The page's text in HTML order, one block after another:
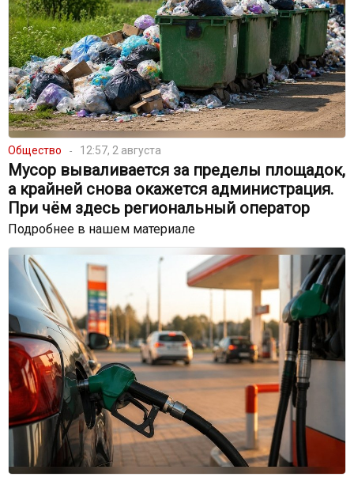
Общество 12:57, 2 августа
Мусор вываливается за пределы площадок,
а крайней снова окажется администрация.
При чём здесь региональный оператор
Подробнее в нашем материале